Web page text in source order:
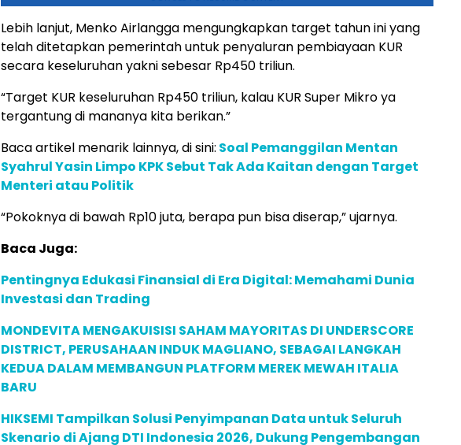
Lebih lanjut, Menko Airlangga mengungkapkan target tahun ini yang
telah ditetapkan pemerintah untuk penyaluran pembiayaan KUR
secara keseluruhan yakni sebesar Rp450 triliun.
“Target KUR keseluruhan Rp450 triliun, kalau KUR Super Mikro ya
tergantung di mananya kita berikan.”
Baca artikel menarik lainnya, di sini: Soal Pemanggilan Mentan
Syahrul Yasin Limpo KPK Sebut Tak Ada Kaitan dengan Target
Menteri atau Politik
“Pokoknya di bawah Rp10 juta, berapa pun bisa diserap,” ujarnya.
Baca Juga:
Pentingnya Edukasi Finansial di Era Digital: Memahami Dunia
Investasi dan Trading
MONDEVITA MENGAKUISISI SAHAM MAYORITAS DI UNDERSCORE
DISTRICT, PERUSAHAAN INDUK MAGLIANO, SEBAGAI LANGKAH
KEDUA DALAM MEMBANGUN PLATFORM MEREK MEWAH ITALIA
BARU
HIKSEMI Tampilkan Solusi Penyimpanan Data untuk Seluruh
Skenario di Ajang DTI Indonesia 2026, Dukung Pengembangan